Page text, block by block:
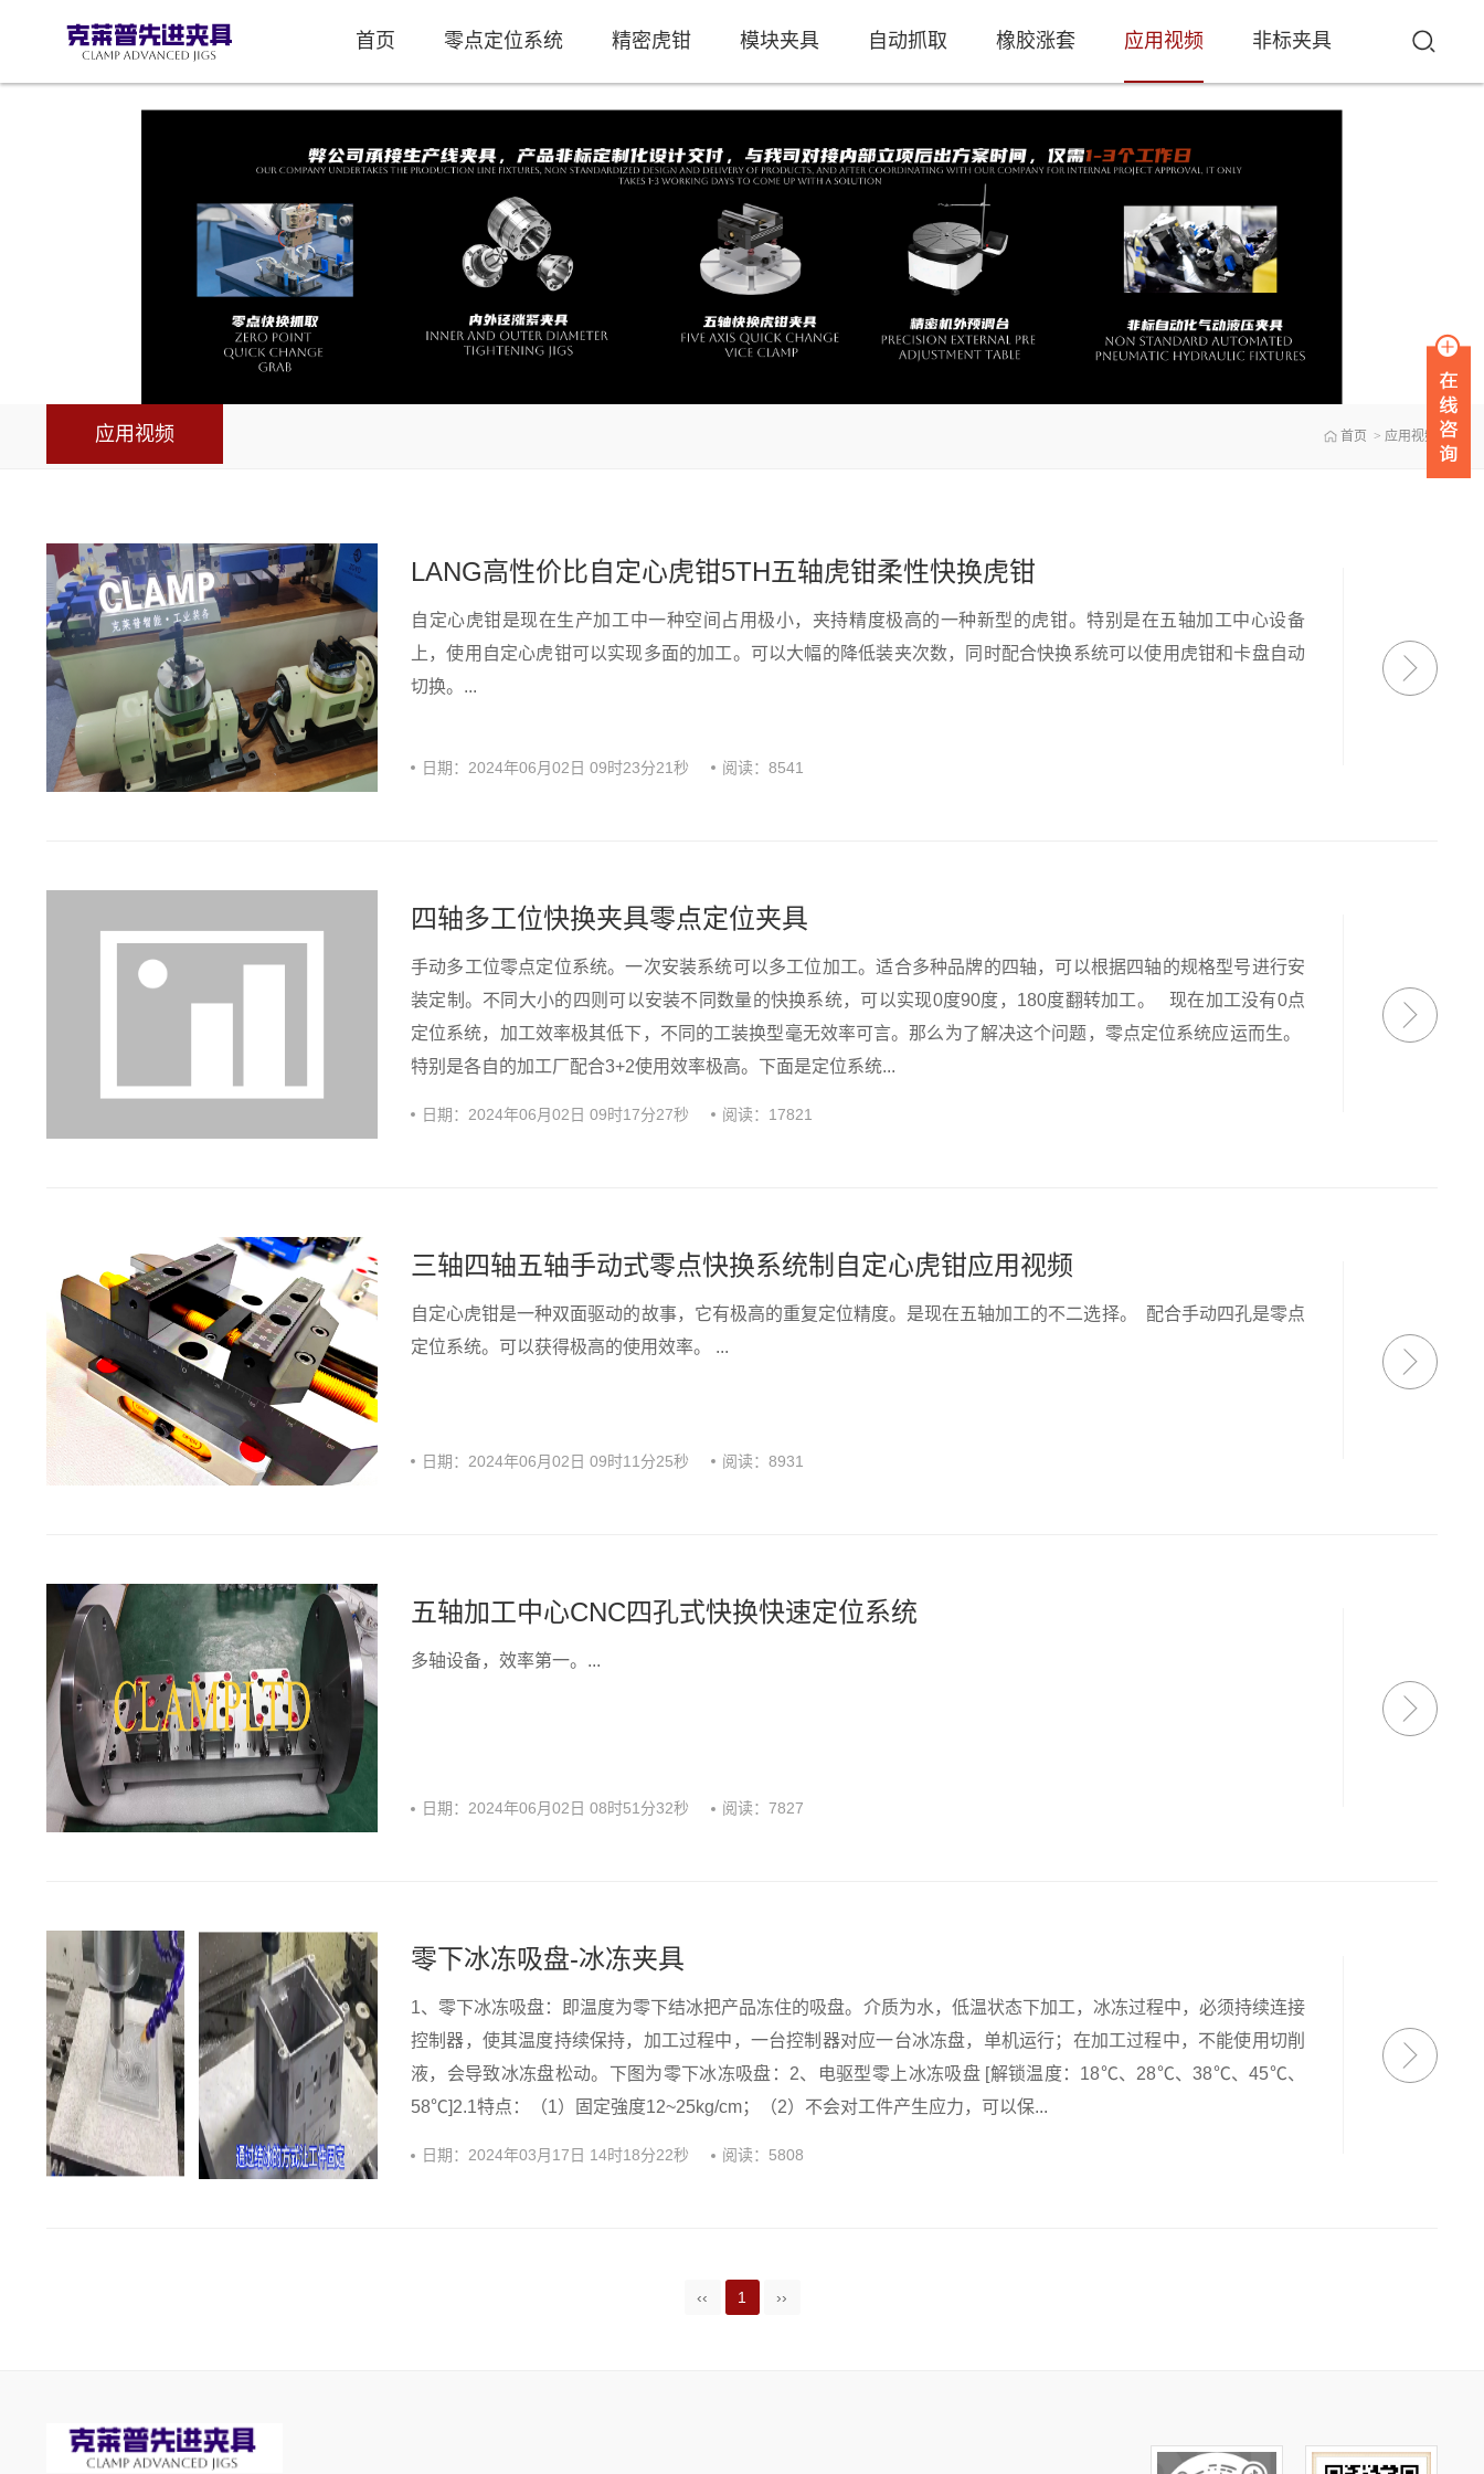
首页 零点定位系统 精密虎钳 模块夹具 自动抓取 橡胶涨套 应用视频 非标夹具
首页 > 应用视频
应用视频
LANG高性价比自定心虎钳5TH五轴虎钳柔性快换虎钳
自定心虎钳是现在生产加工中一种空间占用极小，夹持精度极高的一种新型的虎钳。特别是在五轴加工中心设备
上，使用自定心虎钳可以实现多面的加工。可以大幅的降低装夹次数，同时配合快换系统可以使用虎钳和卡盘自动
切换。...
日期： 2024年06月02日 09时23分21秒 阅读：8541
四轴多工位快换夹具零点定位夹具
手动多工位零点定位系统。一次安装系统可以多工位加工。适合多种品牌的四轴，可以根据四轴的规格型号进行安
装定制。不同大小的四则可以安装不同数量的快换系统，可以实现0度90度，180度翻转加工。 现在加工没有0点
定位系统，加工效率极其低下，不同的工装换型毫无效率可言。那么为了解决这个问题，零点定位系统应运而生。
特别是各自的加工厂配合3+2使用效率极高。下面是定位系统...
日期： 2024年06月02日 09时17分27秒 阅读：17821
三轴四轴五轴手动式零点快换系统制自定心虎钳应用视频
自定心虎钳是一种双面驱动的故事，它有极高的重复定位精度。是现在五轴加工的不二选择。 配合手动四孔是零点
定位系统。可以获得极高的使用效率。 ...
日期： 2024年06月02日 09时11分25秒 阅读：8931
五轴加工中心CNC四孔式快换快速定位系统
多轴设备，效率第一。...
日期： 2024年06月02日 08时51分32秒 阅读：7827
零下冰冻吸盘-冰冻夹具
1、零下冰冻吸盘：即温度为零下结冰把产品冻住的吸盘。介质为水，低温状态下加工，冰冻过程中，必须持续连接
控制器，使其温度持续保持，加工过程中，一台控制器对应一台冰冻盘，单机运行；在加工过程中，不能使用切削
液，会导致冰冻盘松动。下图为零下冰冻吸盘：2、电驱型零上冰冻吸盘 [解锁温度：18℃、28℃、38℃、45℃、
58℃]2.1特点：（1）固定強度12~25kg/cm；（2）不会对工件产生应力，可以保...
日期： 2024年03月17日 14时18分22秒 阅读：5808
‹‹ 1 ››